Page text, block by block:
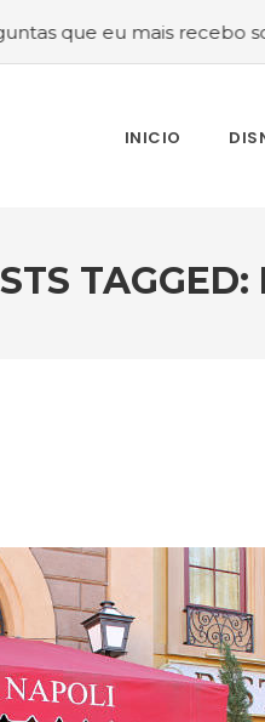
eu mais recebo sobre a
INICIO
TAGGED: